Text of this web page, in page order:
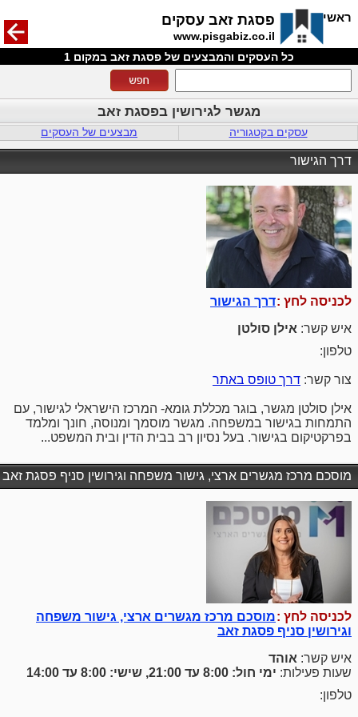
פסגת זאב עסקים
www.pisgabiz.co.il
ראשי
כל העסקים והמבצעים של פסגת זאב במקום 1
מגשר לגירושין בפסגת זאב
עסקים בקטגוריה מבצעים של העסקים
דרך הגישור
לכניסה לחץ :דרך הגישור
איש קשר: אילן סולטן
טלפון:
צור קשר: דרך טופס באתר
אילן סולטן מגשר, בוגר מכללת גומא- המרכז הישראלי לגישור, עם
התמחות בגישור במשפחה. מגשר מוסמך ומנוסה, חונך ומלמד
בפרקטיקום בגישור. בעל נסיון רב בבית הדין ובית המשפט...
מוסכם מרכז מגשרים ארצי, גישור משפחה וגירושין סניף פסגת זאב
לכניסה לחץ :מוסכם מרכז מגשרים ארצי, גישור משפחה
וגירושין סניף פסגת זאב
איש קשר: אוהד
שעות פעילות: ימי חול: 8:00 עד 21:00, שישי: 8:00 עד 14:00
טלפון: